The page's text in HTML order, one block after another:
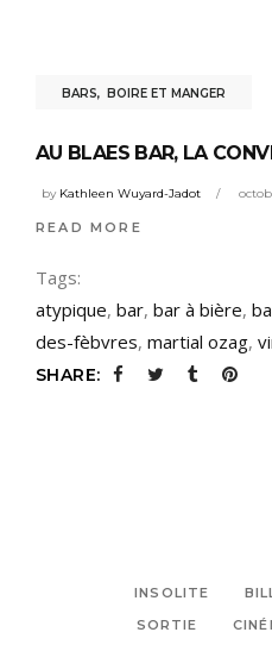
BARS, BOIRE ET MANGER
AU BLAES BAR, LA
by Kathleen Wuyard-Jadot
READ MORE
Tags:
atypique, bar, bar à bière,
des-fèbvres, martial ozag,
SHARE:
INSOLITE
SORTIE